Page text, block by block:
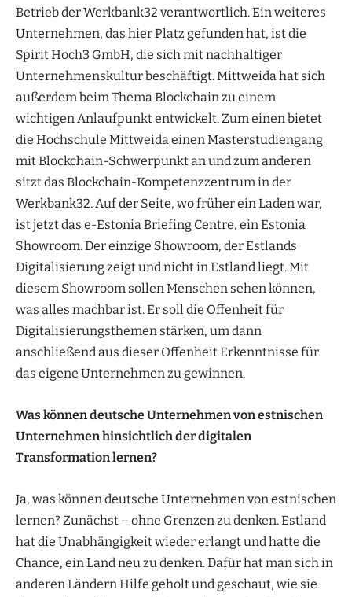
Betrieb der Werkbank32 verantwortlich. Ein weiteres
Unternehmen, das hier Platz gefunden hat, ist die
Spirit Hoch3 GmbH, die sich mit nachhaltiger
Unternehmenskultur beschäftigt. Mittweida hat sich
außerdem beim Thema Blockchain zu einem
wichtigen Anlaufpunkt entwickelt. Zum einen bietet
die Hochschule Mittweida einen Masterstudiengang
mit Blockchain-Schwerpunkt an und zum anderen
sitzt das Blockchain-Kompetenzzentrum in der
Werkbank32. Auf der Seite, wo früher ein Laden war,
ist jetzt das e-Estonia Briefing Centre, ein Estonia
Showroom. Der einzige Showroom, der Estlands
Digitalisierung zeigt und nicht in Estland liegt. Mit
diesem Showroom sollen Menschen sehen können,
was alles machbar ist. Er soll die Offenheit für
Digitalisierungsthemen stärken, um dann
anschließend aus dieser Offenheit Erkenntnisse für
das eigene Unternehmen zu gewinnen.
Was können deutsche Unternehmen von estnischen
Unternehmen hinsichtlich der digitalen
Transformation lernen?
Ja, was können deutsche Unternehmen von estnischen
lernen? Zunächst – ohne Grenzen zu denken. Estland
hat die Unabhängigkeit wieder erlangt und hatte die
Chance, ein Land neu zu denken. Dafür hat man sich in
anderen Ländern Hilfe geholt und geschaut, wie sie